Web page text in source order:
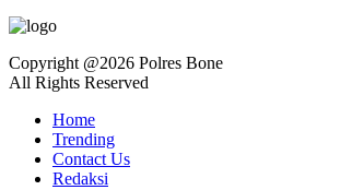
Copyright @2026 Polres Bone
All Rights Reserved
Home
Trending
Contact Us
Redaksi